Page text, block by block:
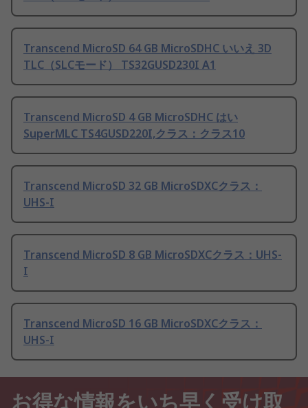
Transcend MicroSD 64 GB MicroSDHC いいえ 3D
TLC（SLCモード） TS32GUSD230I A1
Transcend MicroSD 4 GB MicroSDHC はい
SuperMLC TS4GUSD220I,クラス：クラス10
Transcend MicroSD 32 GB MicroSDXCクラス：
UHS-I
Transcend MicroSD 8 GB MicroSDXCクラス：UHS-
I
Transcend MicroSD 16 GB MicroSDXCクラス：
UHS-I
お得な情報をいち早く受け取